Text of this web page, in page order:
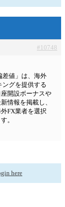
#10748
差値」は、海外
ングを提供する
開設ボーナスや
情報を掲載し、
FX業者を選択
。
here